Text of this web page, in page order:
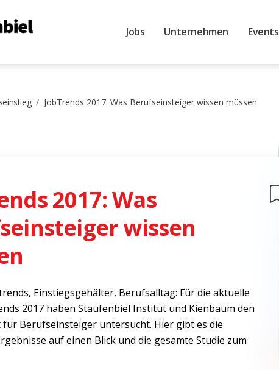
Jobs Unternehmen Events
JobTrends 2017: Was Berufseinsteiger wissen müssen
2017: Was
wissen
Einstiegsgehälter, Berufsalltag: Für die aktuelle
2017 haben Staufenbiel Institut und Kienbaum den
Berufseinsteiger untersucht. Hier gibt es die
auf einen Blick und die gesamte Studie zum